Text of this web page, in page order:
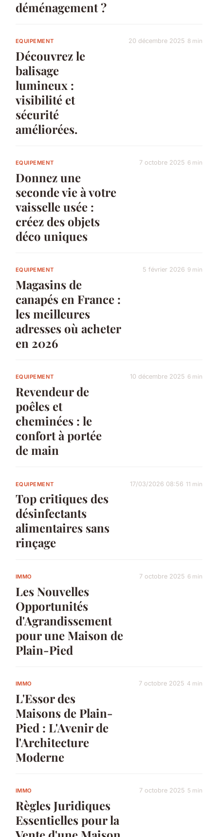
déménagement ?
EQUIPEMENT
Découvrez le
balisage
lumineux :
visibilité et
sécurité
améliorées.
20 décembre 2025 8 min
EQUIPEMENT
Donnez une
seconde vie à votre
vaisselle usée :
créez des objets
déco uniques
7 octobre 2025 6 min
EQUIPEMENT
Magasins de
canapés en France :
les meilleures
adresses où acheter
en 2026
5 février 2026 9 min
EQUIPEMENT
Revendeur de
poêles et
cheminées : le
confort à portée
de main
10 décembre 2025 6 min
EQUIPEMENT
Top critiques des
désinfectants
alimentaires sans
rinçage
17/03/2026 08:56 11 min
IMMO
Les Nouvelles
Opportunités
d'Agrandissement
pour une Maison de
Plain-Pied
7 octobre 2025 6 min
IMMO
L'Essor des
Maisons de Plain-
Pied : L'Avenir de
l'Architecture
Moderne
7 octobre 2025 4 min
IMMO
Règles Juridiques
Essentielles pour la
7 octobre 2025 5 min